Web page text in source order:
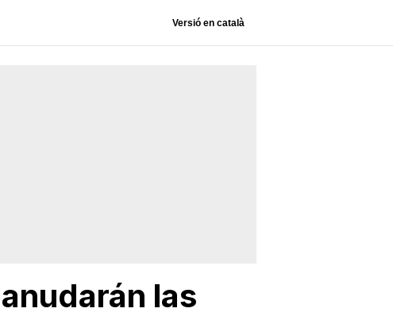
Versió en català
las